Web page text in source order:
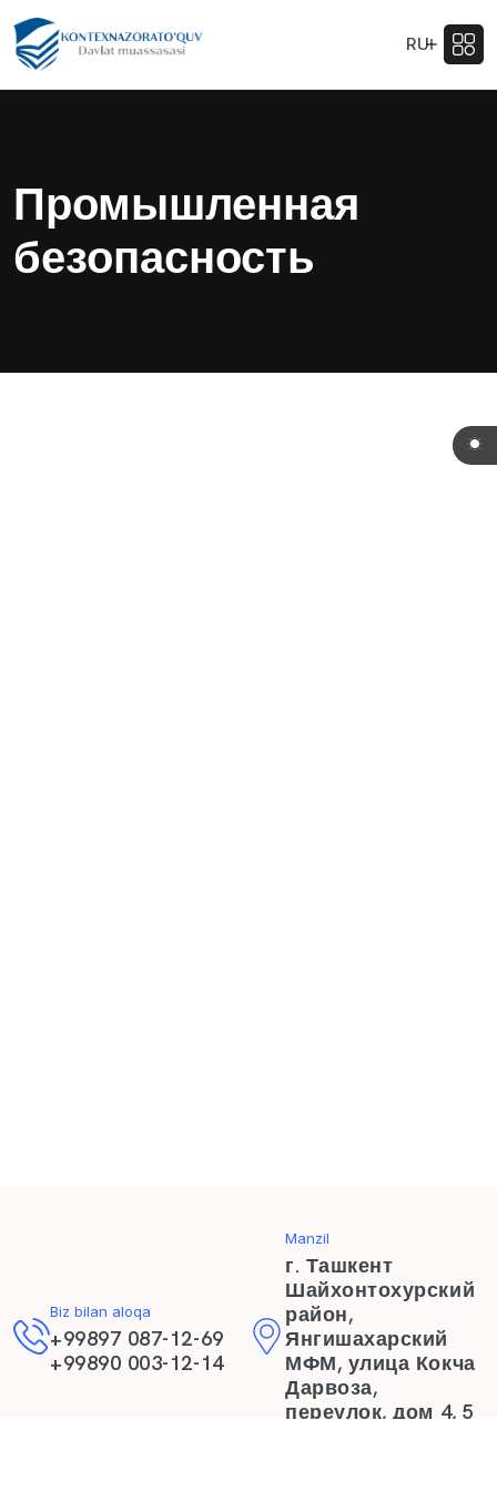
RU
Промышленная
безопасность
Biz bilan aloqa
+99897 087-12-69
+99890 003-12-14
Manzil
г. Ташкент
Шайхонтохурский
район,
Янгишахарский
МФМ, улица Кокча
Дарвоза,
переулок, дом 4, 5